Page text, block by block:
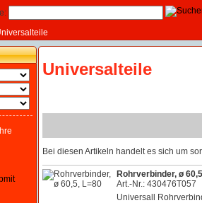
Universalteile
Bei diesen Artikeln handelt es sich um
Rohrverbinder, ø
Art.-Nr.: 430476T057
Universall